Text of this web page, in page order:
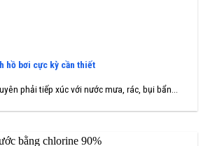
hồ bơi cực kỳ cần thiết
phải tiếp xúc với nước mưa, rác, bụi bẩn...